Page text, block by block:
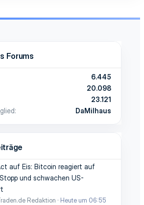
Forums
6.445
20.098
23.121
DaMilhaus
auf Eis: Bitcoin reagiert auf
und schwachen US-
Redaktion
Heute um 06:55